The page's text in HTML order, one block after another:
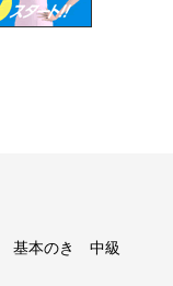
基本のき 中級